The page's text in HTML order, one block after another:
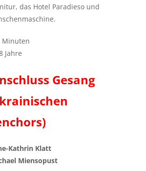
das Hotel Paradieso und
Minuten
Jahre
Gesang
Kathrin Klatt
Miensopust